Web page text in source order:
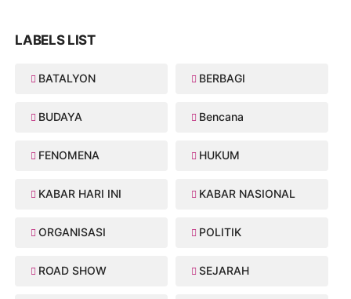
LABELS LIST
BATALYON BERBAGI
BUDAYA Bencana
FENOMENA HUKUM
KABAR HARI INI KABAR NASIONAL
ORGANISASI POLITIK
ROAD SHOW SEJARAH